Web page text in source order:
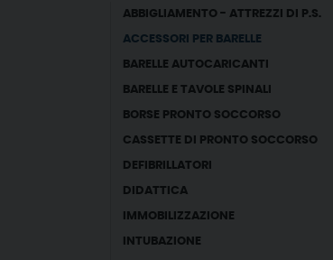
ABBIGLIAMENTO - ATTREZZI DI P.S.
ACCESSORI PER BARELLE
BARELLE AUTOCARICANTI
BARELLE E TAVOLE SPINALI
BORSE PRONTO SOCCORSO
CASSETTE DI PRONTO SOCCORSO
DEFIBRILLATORI
DIDATTICA
IMMOBILIZZAZIONE
INTUBAZIONE